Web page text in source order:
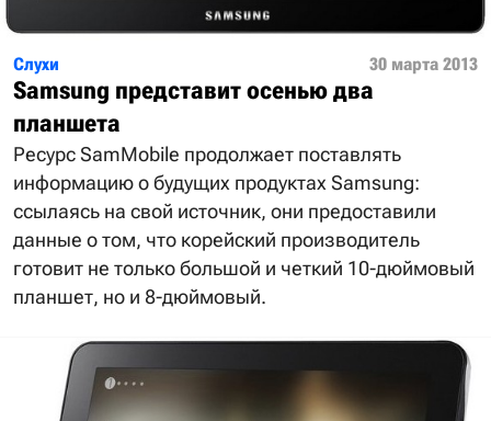
Слухи 30 марта 2013
Samsung представит осенью два
планшета
Ресурс SamMobile продолжает поставлять
информацию о будущих продуктах Samsung:
ссылаясь на свой источник, они предоставили
данные о том, что корейский производитель
готовит не только большой и четкий 10-дюймовый
планшет, но и 8-дюймовый.